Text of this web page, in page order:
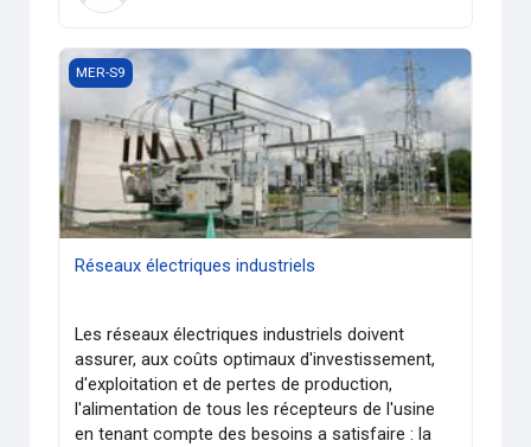
Réseaux électriques industriels
MER-S9
Réseaux électriques industriels
Les réseaux électriques industriels doivent
assurer, aux coûts optimaux d'investissement,
d'exploitation et de pertes de production,
l'alimentation de tous les récepteurs de l'usine
en tenant compte des besoins a satisfaire : la